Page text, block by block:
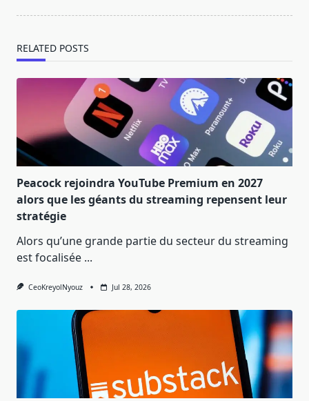
RELATED POSTS
Peacock rejoindra YouTube Premium en 2027
alors que les géants du streaming repensent leur
stratégie
Alors qu’une grande partie du secteur du streaming
est focalisée ...
CeoKreyolNyouz Jul 28, 2026